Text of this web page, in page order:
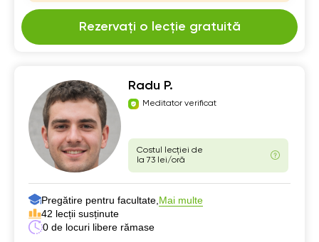
Rezervați o lecție gratuită
Radu P.
Meditator verificat
Costul lecției de
la 73 lei/oră
Pregătire pentru facultate, Mai multe
42 lecții susținute
0 de locuri libere rămase